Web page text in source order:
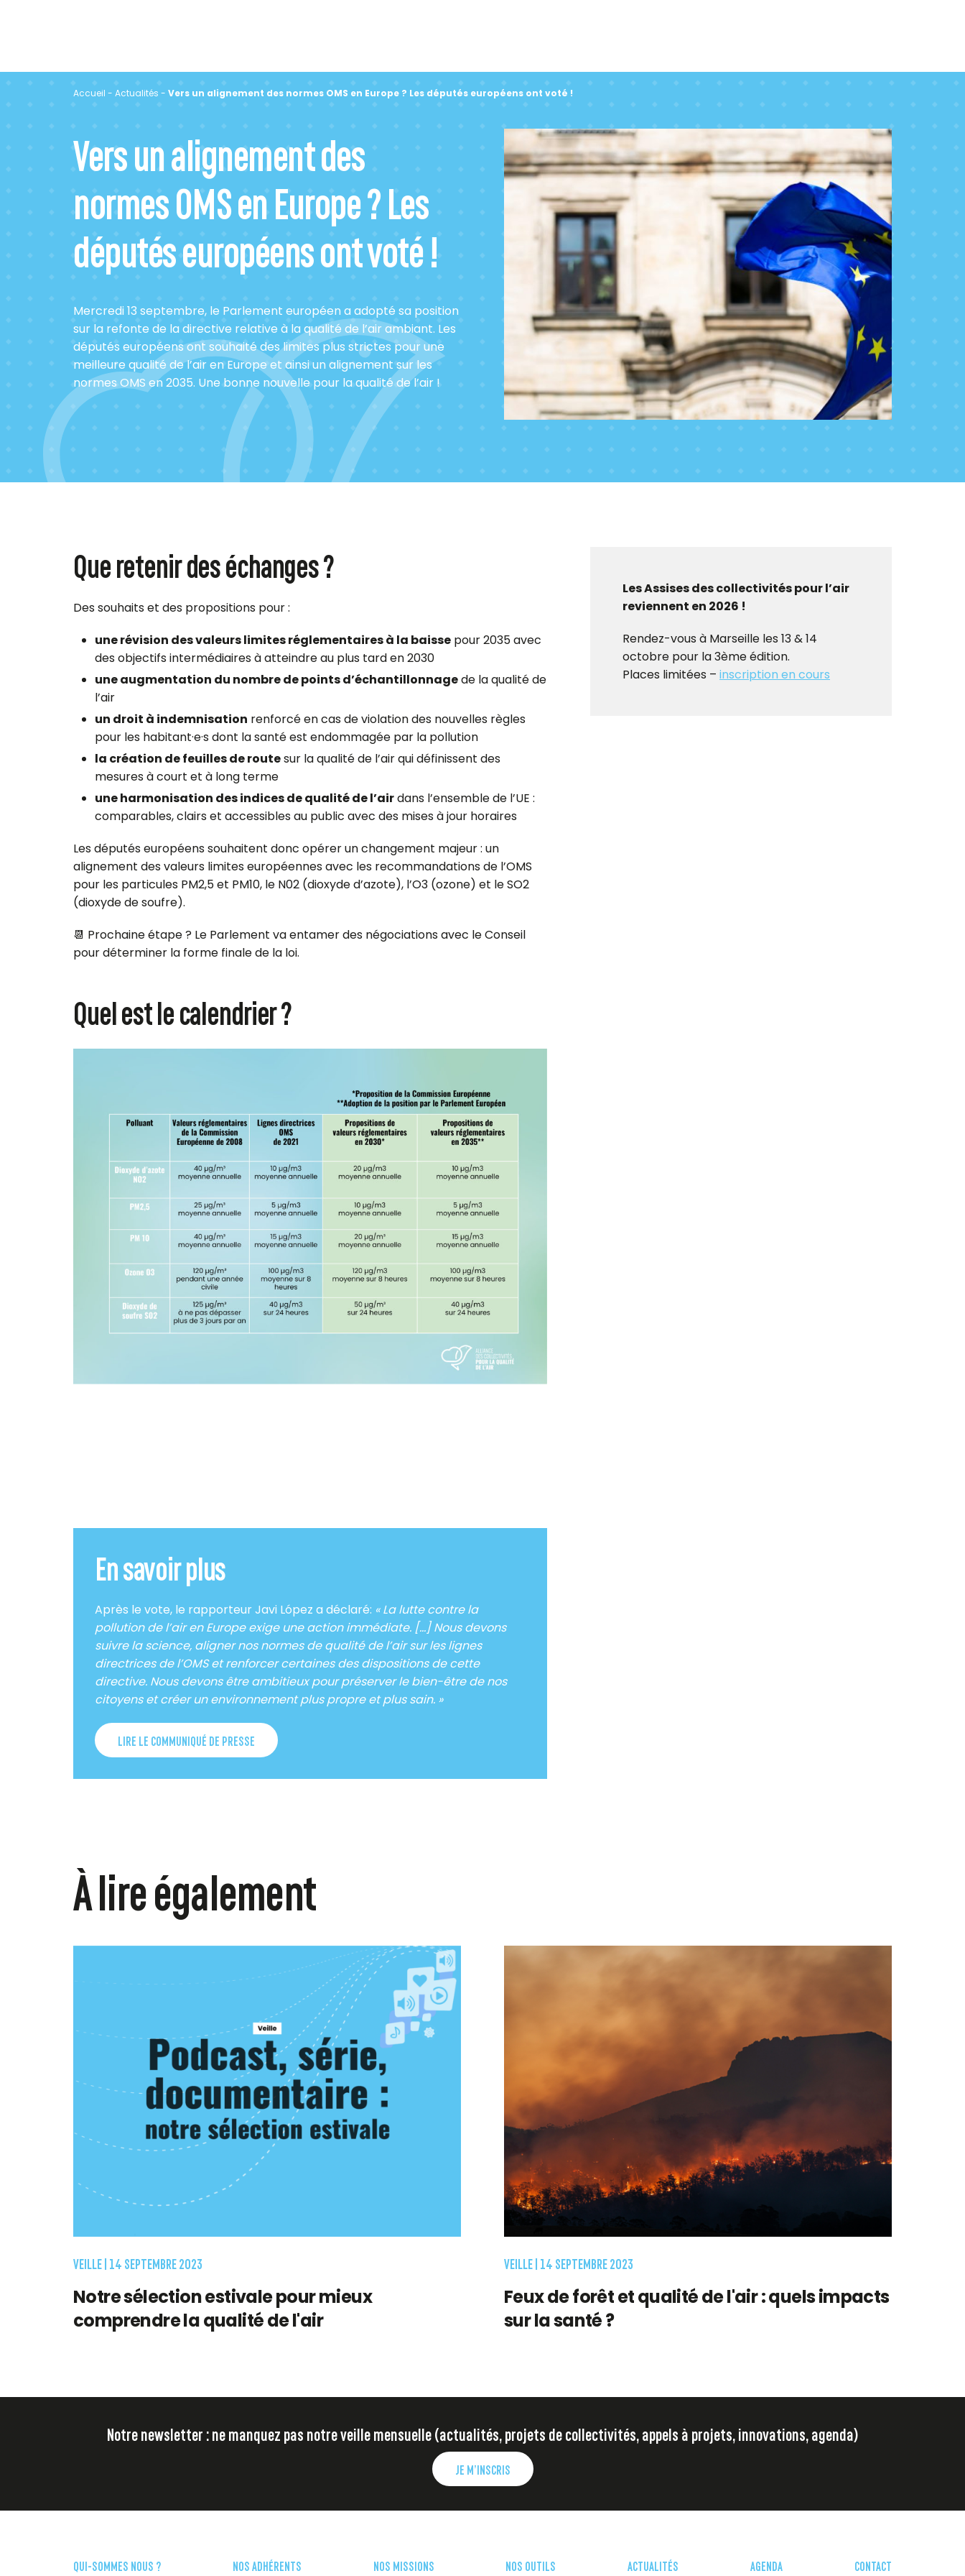
Accueil - Actualités - Vers un alignement des normes OMS en Europe ? Les députés européens ont voté !
Vers un alignement des
normes OMS en Europe ? Les
députés européens ont voté !
Mercredi 13 septembre, le Parlement européen a adopté sa position
sur la refonte de la directive relative à la qualité de l’air ambiant. Les
députés européens ont souhaité des limites plus strictes pour une
meilleure qualité de l’air en Europe et ainsi un alignement sur les
normes OMS en 2035. Une bonne nouvelle pour la qualité de l’air !
Que retenir des échanges ?
Des souhaits et des propositions pour :
une révision des valeurs limites réglementaires à la baisse pour 2035 avec
des objectifs intermédiaires à atteindre au plus tard en 2030
une augmentation du nombre de points d’échantillonnagede la qualité de
l’air
un droit à indemnisation renforcé en cas de violation des nouvelles règles
pour les habitant·e·s dont la santé est endommagée par la pollution
la création de feuilles de routesur la qualité de l’air qui définissent des
mesures à court et à long terme
une harmonisation des indices de qualité de l’airdans l’ensemble de l’UE :
comparables, clairs et accessibles au public avec des mises à jour horaires
Les députés européens souhaitent donc opérer un changement majeur : un
alignement des valeurs limites européennes avec les recommandations de l’OMS
pour les particules PM2,5 et PM10, le N02 (dioxyde d’azote), l’O3 (ozone) et le SO2
(dioxyde de soufre).
📆 Prochaine étape ? Le Parlement va entamer des négociations avec le Conseil
pour déterminer la forme finale de la loi.
Quel est le calendrier ?
En savoir plus
Après le vote, le rapporteur Javi López a déclaré: « La lutte contre la
pollution de l’air en Europe exige une action immédiate. […] Nous devons
suivre la science, aligner nos normes de qualité de l’air sur les lignes
directrices de l’OMS et renforcer certaines des dispositions de cette
directive. Nous devons être ambitieux pour préserver le bien-être de nos
citoyens et créer un environnement plus propre et plus sain. »
LIRE LE COMMUNIQUÉ DE PRESSE
Les Assises des collectivités pour l’air
reviennent en 2026 !
Rendez-vous à Marseille les 13 & 14
octobre pour la 3ème édition.
Places limitées – inscription en cours
À lire également
VEILLE | 14 SEPTEMBRE 2023
Notre sélection estivale pour mieux
comprendre la qualité de l'air
VEILLE | 14 SEPTEMBRE 2023
Feux de forêt et qualité de l'air : quels impacts
sur la santé ?
Notre newsletter : ne manquez pas notre veille mensuelle (actualités, projets de collectivités, appels à projets, innovations, agenda)
JE M’INSCRIS
QUI-SOMMES NOUS ? NOS ADHÉRENTS NOS MISSIONS NOS OUTILS ACTUALITÉS AGENDA CONTACT